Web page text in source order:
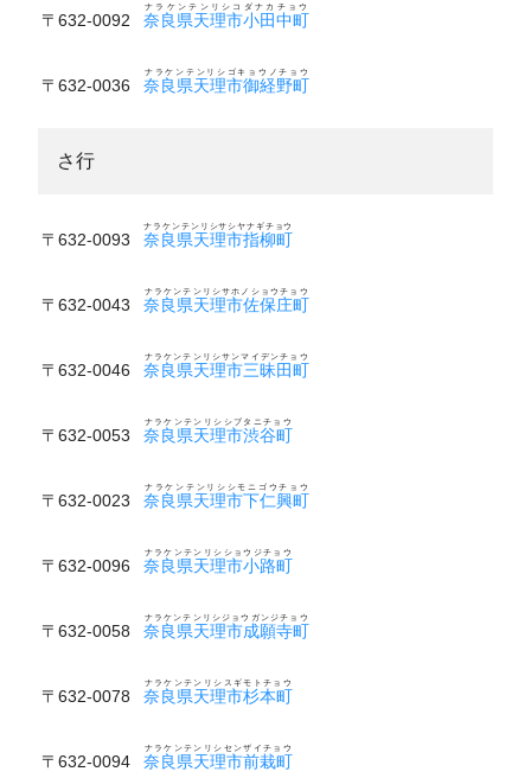
〒632-0092 奈良県天理市小田中町
ナラケンテンリシコダナカチョウ
〒632-0036 奈良県天理市御経野町
ナラケンテンリシゴキョウノチョウ
さ行
〒632-0093 奈良県天理市指柳町
ナラケンテンリシサシヤナギチョウ
〒632-0043 奈良県天理市佐保庄町
ナラケンテンリシサホノショウチョウ
〒632-0046 奈良県天理市三昧田町
ナラケンテンリシサンマイデンチョウ
〒632-0053 奈良県天理市渋谷町
ナラケンテンリシシブタニチョウ
〒632-0023 奈良県天理市下仁興町
ナラケンテンリシシモニゴウチョウ
〒632-0096 奈良県天理市小路町
ナラケンテンリシショウジチョウ
〒632-0058 奈良県天理市成願寺町
ナラケンテンリシジョウガンジチョウ
〒632-0078 奈良県天理市杉本町
ナラケンテンリシスギモトチョウ
〒632-0094 奈良県天理市前栽町
ナラケンテンリシセンザイチョウ